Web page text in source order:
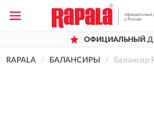
ОФИЦИАЛЬНЫЙДИЛЕР
RAPALA БАЛАНСИРЫ Балансир